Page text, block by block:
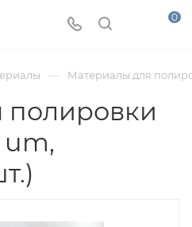
0
— Материалы для
полировки
um,